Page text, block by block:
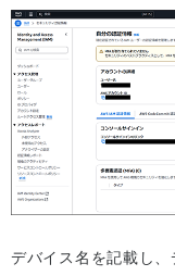
デバイス名を記載し、